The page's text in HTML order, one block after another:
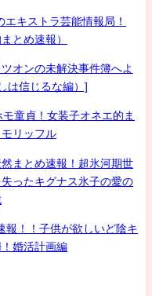
キストラ芸能情報局！
とめ速報）
オンの未解決事件簿へよ
は信じるな編）]
童貞！女装子オネエ的ま
リッフル
まとめ速報！超氷河期世
ったキグナス氷子の愛の
報！！子供が欲しいど陰キ
婚活計画編